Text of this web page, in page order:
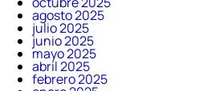
agosto 2025
julio 2025
junio 2025
mayo 2025
abril 2025
febrero 2025